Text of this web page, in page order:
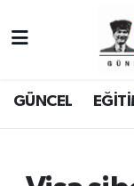
GÜNCEL
GÜNCEL
Zonguldak
Zonguldak